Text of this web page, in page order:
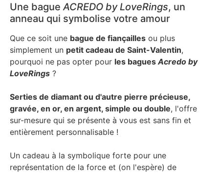
Une bague ACREDO by LoveRings, un
anneau qui symbolise votre amour
Que ce soit une bague de fiançailles ou plus
simplement un petit cadeau de Saint-Valentin,
pourquoi ne pas opter pour les bagues Acredo by
LoveRings ?
Serties de diamant ou d'autre pierre précieuse,
gravée, en or, en argent, simple ou double, l'offre
sur-mesure qui se présente à vous est sans fin et
entièrement personnalisable !
Un cadeau à la symbolique forte pour une
représentation de la force et (on l'espère) de